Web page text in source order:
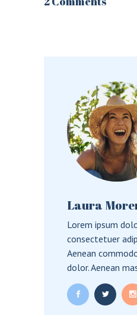
Laura
Lorem ipsum
consectetuer
Aenean
dolor. Aenean